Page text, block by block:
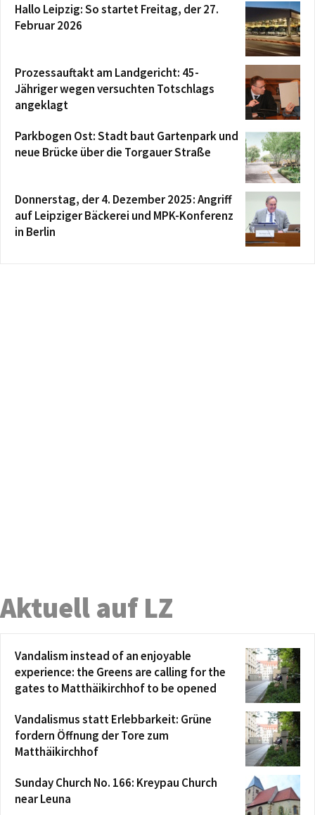
Hallo Leipzig: So startet Freitag, der 27.
Februar 2026
Prozessauftakt am Landgericht: 45-
Jähriger wegen versuchten Totschlags
angeklagt
Parkbogen Ost: Stadt baut Gartenpark und
neue Brücke über die Torgauer Straße
Donnerstag, der 4. Dezember 2025: Angriff
auf Leipziger Bäckerei und MPK-Konferenz
in Berlin
Aktuell auf LZ
Vandalism instead of an enjoyable
experience: the Greens are calling for the
gates to Matthäikirchhof to be opened
Vandalismus statt Erlebbarkeit: Grüne
fordern Öffnung der Tore zum
Matthäikirchhof
Sunday Church No. 166: Kreypau Church
near Leuna